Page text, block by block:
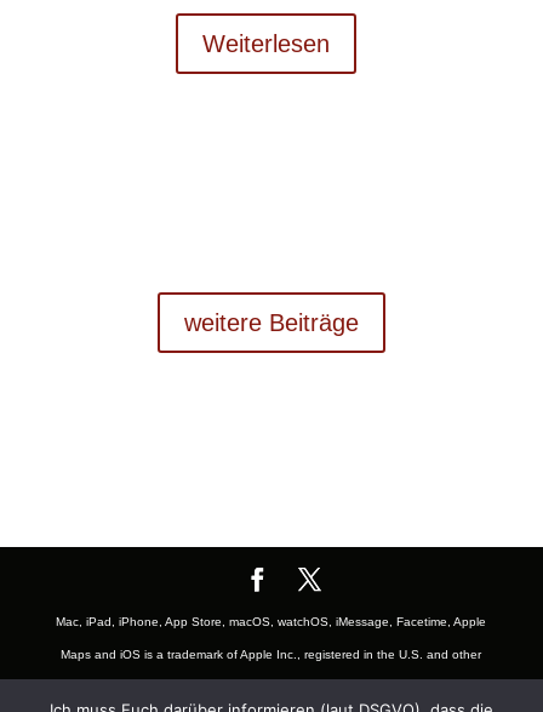
Weiterlesen
weitere Beiträge
Mac, iPad, iPhone, App Store, macOS, watchOS, iMessage, Facetime, Apple
Maps and iOS is a trademark of Apple Inc., registered in the U.S. and other